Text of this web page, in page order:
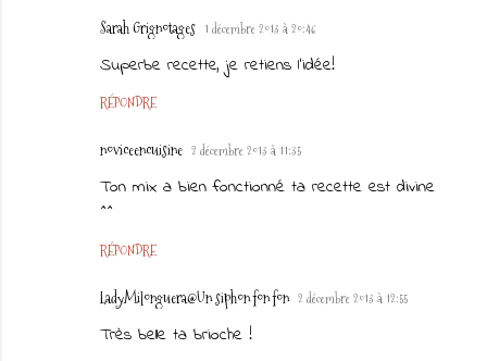
Sarah Grignotages 1 décembre 2013 à 20:46
Superbe recette, je retiens l'idée!
RÉPONDRE
noviceencuisine 2 décembre 2013 à 11:35
Ton mix a bien fonctionné ta recette est divine
^^
RÉPONDRE
LadyMilonguera@Un siphon fon fon 2 décembre 2013 à 12:55
Très belle ta brioche !